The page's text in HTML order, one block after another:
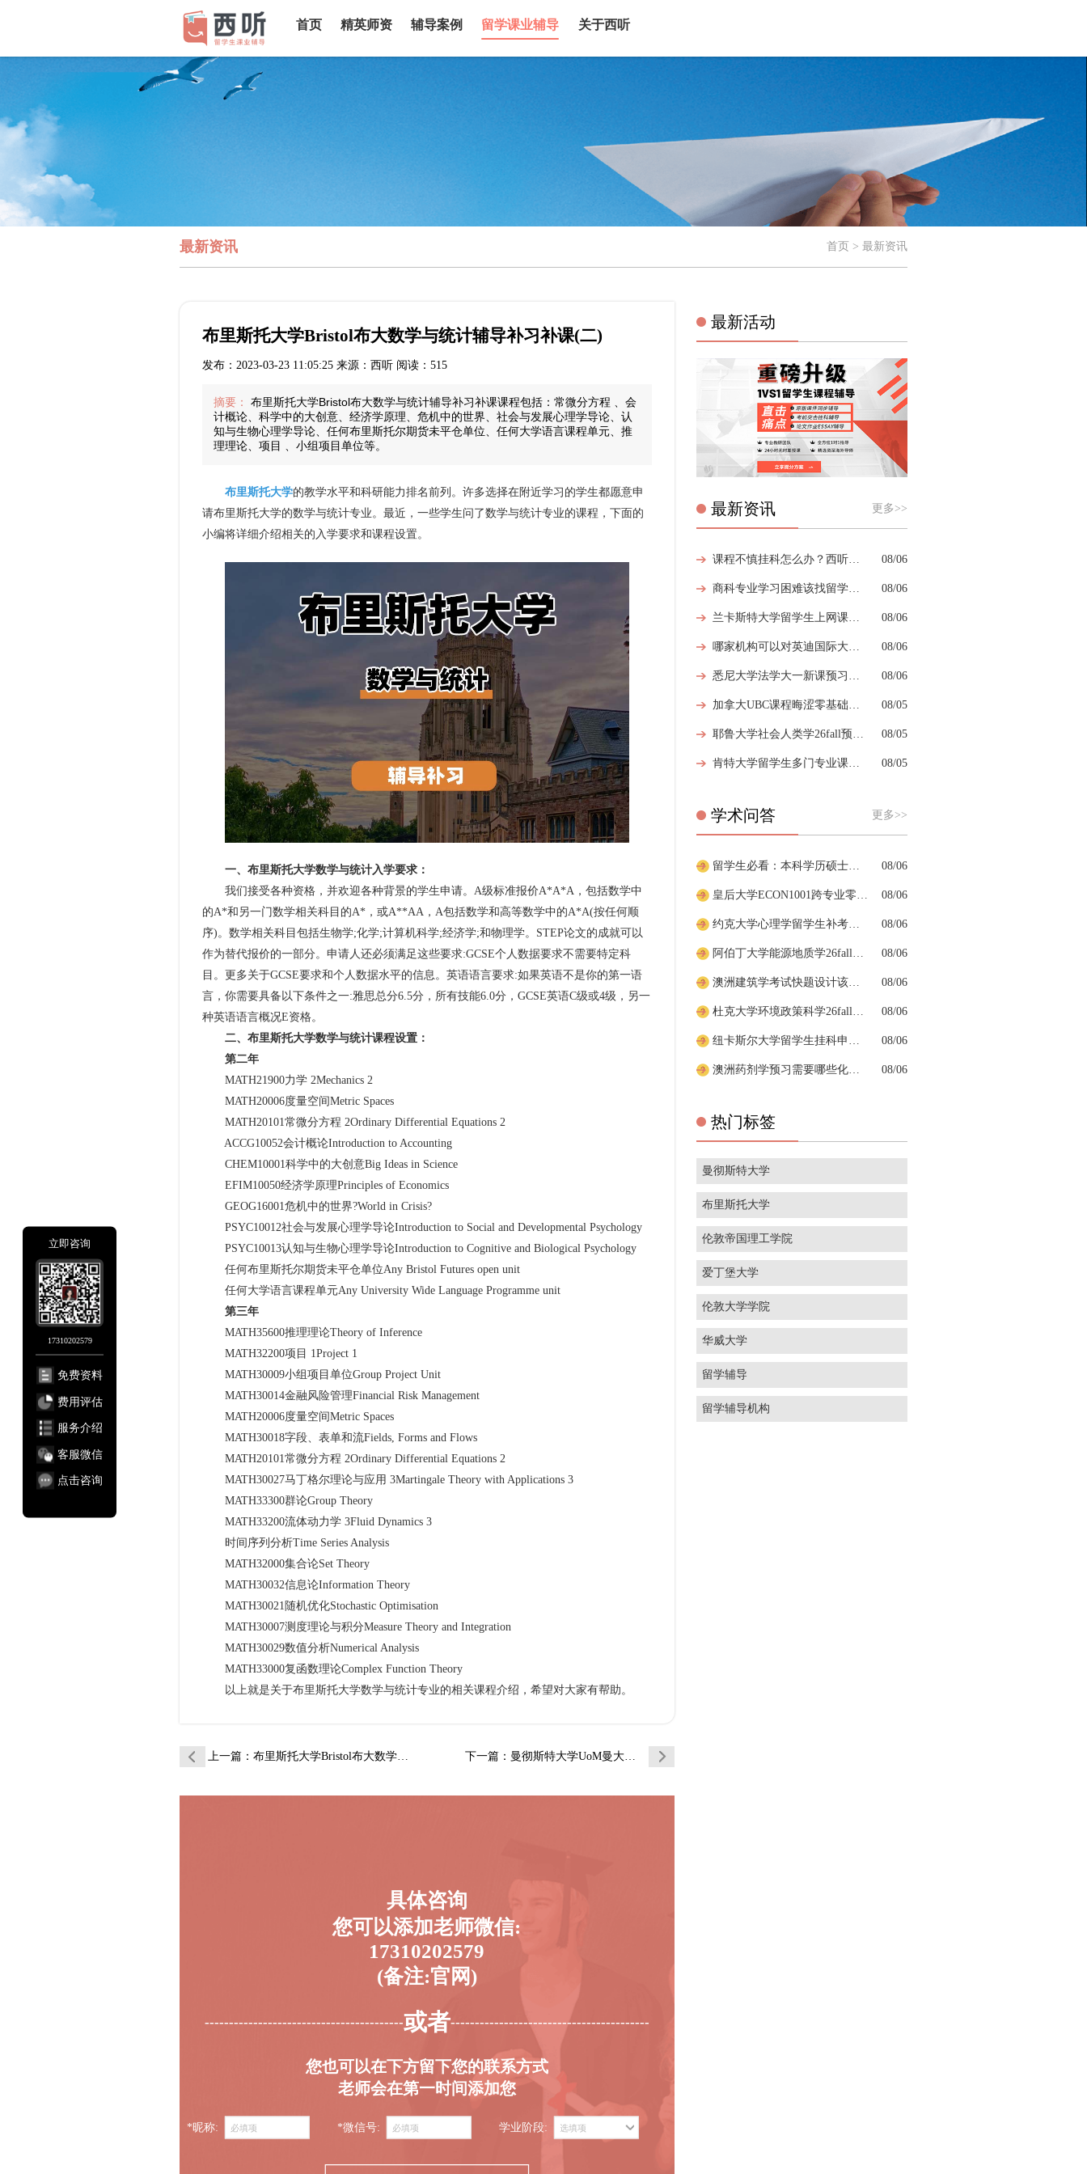
首页 精英师资 辅导案例 留学课业辅导 关于西听
最新资讯 首页 > 最新资讯
布里斯托大学Bristol布大数学与统计辅导补习补课(二)
发布：2023-03-23 11:05:25 来源：西听 阅读：515
摘要：
布里斯托大学Bristol布大数学与统计辅导补习补课课程包括：常微分方程 、会
计概论、科学中的大创意、经济学原理、危机中的世界、社会与发展心理学导论、认
知与生物心理学导论、任何布里斯托尔期货未平仓单位、任何大学语言课程单元、推
理理论、项目 、小组项目单位等。
布里斯托大学的教学水平和科研能力排名前列。许多选择在附近学习的学生都愿意申
请布里斯托大学的数学与统计专业。最近，一些学生问了数学与统计专业的课程，下面的
小编将详细介绍相关的入学要求和课程设置。
一、布里斯托大学数学与统计入学要求：
我们接受各种资格，并欢迎各种背景的学生申请。A级标准报价A*A*A，包括数学中
的A*和另一门数学相关科目的A*，或A**AA，A包括数学和高等数学中的A*A(按任何顺
序)。数学相关科目包括生物学;化学;计算机科学;经济学;和物理学。STEP论文的成就可以
作为替代报价的一部分。申请人还必须满足这些要求:GCSE个人数据要求不需要特定科
目。更多关于GCSE要求和个人数据水平的信息。英语语言要求:如果英语不是你的第一语
言，你需要具备以下条件之一:雅思总分6.5分，所有技能6.0分，GCSE英语C级或4级，另一
种英语语言概况E资格。
二、布里斯托大学数学与统计课程设置：
第二年
MATH21900力学 2Mechanics 2
MATH20006度量空间Metric Spaces
MATH20101常微分方程 2Ordinary Differential Equations 2
ACCG10052会计概论Introduction to Accounting
CHEM10001科学中的大创意Big Ideas in Science
EFIM10050经济学原理Principles of Economics
GEOG16001危机中的世界?World in Crisis?
PSYC10012社会与发展心理学导论Introduction to Social and Developmental Psychology
PSYC10013认知与生物心理学导论Introduction to Cognitive and Biological Psychology
任何布里斯托尔期货未平仓单位Any Bristol Futures open unit
任何大学语言课程单元Any University Wide Language Programme unit
第三年
MATH35600推理理论Theory of Inference
MATH32200项目 1Project 1
MATH30009小组项目单位Group Project Unit
MATH30014金融风险管理Financial Risk Management
MATH20006度量空间Metric Spaces
MATH30018字段、表单和流Fields, Forms and Flows
MATH20101常微分方程 2Ordinary Differential Equations 2
MATH30027马丁格尔理论与应用 3Martingale Theory with Applications 3
MATH33300群论Group Theory
MATH33200流体动力学 3Fluid Dynamics 3
时间序列分析Time Series Analysis
MATH32000集合论Set Theory
MATH30032信息论Information Theory
MATH30021随机优化Stochastic Optimisation
MATH30007测度理论与积分Measure Theory and Integration
MATH30029数值分析Numerical Analysis
MATH33000复函数理论Complex Function Theory
以上就是关于布里斯托大学数学与统计专业的相关课程介绍，希望对大家有帮助。
上一篇：布里斯托大学Bristol布大数学与统计… 下一篇 ：曼彻斯特大学UoM曼大电子工程辅导补习补…
具体咨询
您可以添加老师微信:
17310202579
(备注:官网)
-----------------------------------------或者-----------------------------------------
您也可以在下方留下您的联系方式
老师会在第一时间添加您
*昵称: *微信号: 学业阶段:
最新活动
最新资讯 更多>>
08/06
08/06
08/06
08/06
08/06
08/05
08/05
08/05
学术问答 更多>>
08/06
08/06
08/06
08/06
08/06
08/06
08/06
08/06
热门标签
曼彻斯特大学
布里斯托大学
伦敦帝国理工学院
爱丁堡大学
伦敦大学学院
华威大学
留学辅导
留学辅导机构
立即咨询
17310202579
免费资料
费用评估
服务介绍
客服微信
点击咨询